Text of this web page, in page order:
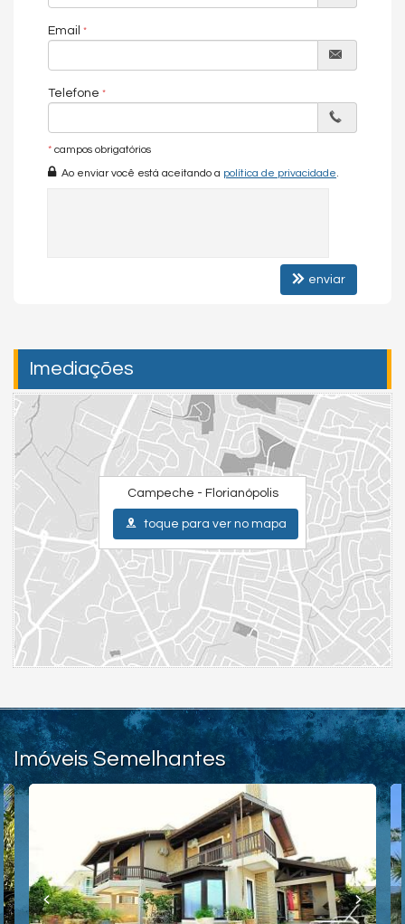
responsável.
Email
Telefone
* campos obrigatórios
Ao enviar você está aceitando a política de privacidade.
enviar
Imediações
Campeche - Florianópolis
toque para ver no mapa
Imóveis Semelhantes